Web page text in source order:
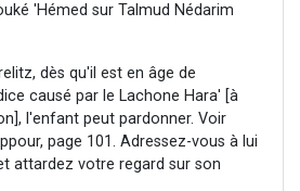
'Hémed sur Talmud Nédarim
dès qu'il est en âge de
causé par le Lachone Hara' [à
l'enfant peut pardonner. Voir
page 101. Adressez-vous à lui
attardez votre regard sur son